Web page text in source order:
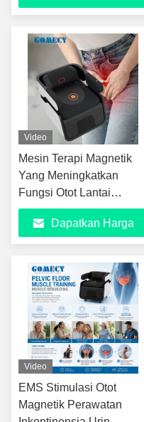
Mesin Laser CO2
Video
Mesin Terapi Magnetik
Yang Meningkatkan
Fungsi Otot Lantai
Pinggang Sensitivitas
Dan Mendukung
Kesejahteraan Intim Dan
Kepuasan
Dapatkan Harga
Video
EMS Stimulasi Otot
Magnetik Perawatan